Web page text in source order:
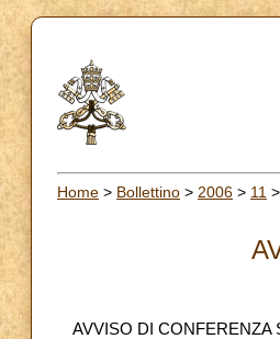
Home > Bollettino > 2006 > 11 >
AVVISO DI CONFERENZA